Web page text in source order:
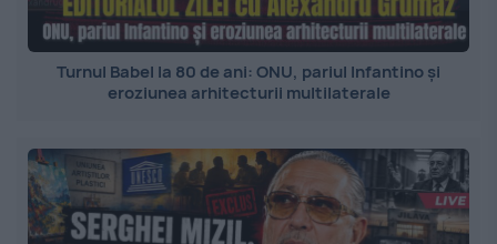
Turnul Babel la 80 de ani: ONU, pariul Infantino și
eroziunea arhitecturii multilaterale